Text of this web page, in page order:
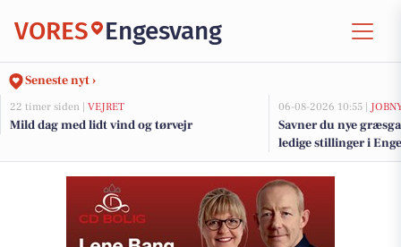
VORES Engesvang
Seneste nyt ›
22 timer siden | VEJRET
Mild dag med lidt vind og tørvejr
06-08-2026 10:55 |
Savner du nye
ledige stillinger i